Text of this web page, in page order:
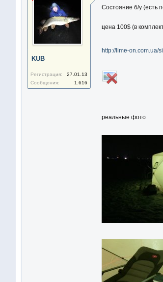
KUB
Регистрация:
27.01.13
Сообщения:
1.616
Состояние б/у (есть
цена 100$ (в
http://lime-on.com.ua/
реальные фото